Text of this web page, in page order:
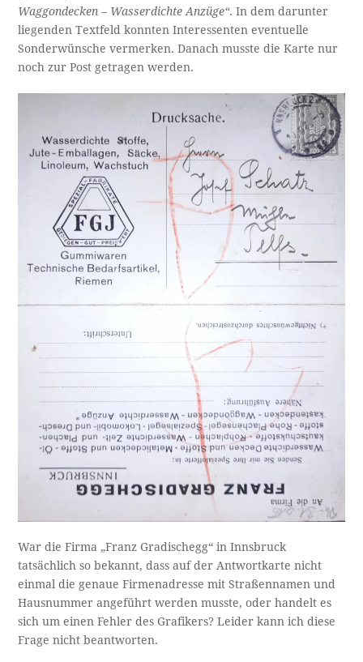
Waggondecken – Wasserdichte Anzüge“. In dem darunter
liegenden Textfeld konnten Interessenten eventuelle
Sonderwünsche vermerken. Danach musste die Karte nur
noch zur Post getragen werden.
War die Firma „Franz Gradischegg“ in Innsbruck
tatsächlich so bekannt, dass auf der Antwortkarte nicht
einmal die genaue Firmenadresse mit Straßennamen und
Hausnummer angeführt werden musste, oder handelt es
sich um einen Fehler des Grafikers? Leider kann ich diese
Frage nicht beantworten.